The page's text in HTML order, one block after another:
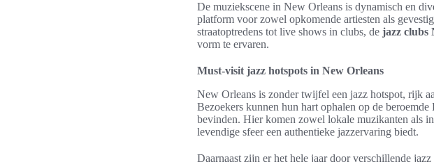
De muziekscene in New Orleans is dynamisch en
platform voor zowel opkomende artiesten als
straatoptredens tot live shows in clubs, de jazz clubs
vorm te ervaren.
Must-visit jazz hotspots in New Orleans
New Orleans is zonder twijfel een jazz hotspot, rijk
Bezoekers kunnen hun hart ophalen op de
bevinden. Hier komen zowel lokale muzikanten als
levendige sfeer een authentieke jazzervaring biedt.
Daarnaast zijn er het hele jaar door verschillende